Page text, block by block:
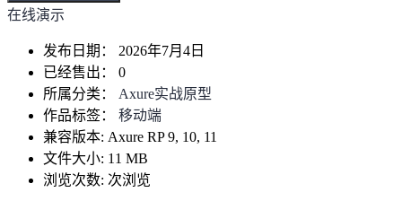
在线演示
发布日期：
2026年7月4日
已经售出：
0
所属分类：
Axure实战原型
作品标签：
移动端
兼容版本: Axure RP 9, 10, 11
文件大小: 11 MB
浏览次数: 次浏览